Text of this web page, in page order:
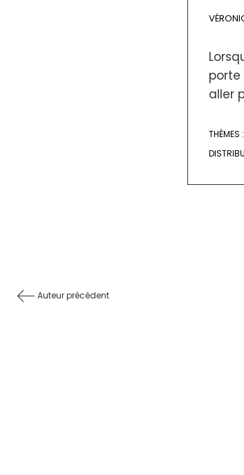
porte
aller
THÈMES :
Auteur précédent